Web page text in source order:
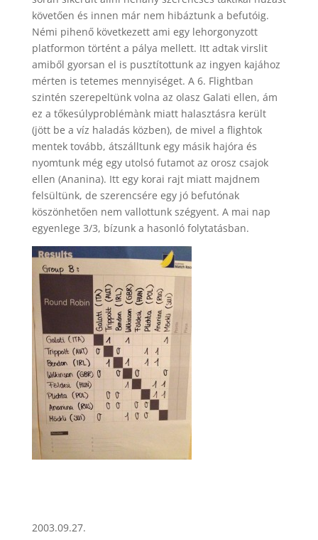
követően és innen már nem hibáztunk a befutóig.
Némi pihenő következett ami egy lehorgonyzott
platformon történt a pálya mellett. Itt adtak virslit
amiből gyorsan el is pusztítottunk az ingyen kajához
mérten is tetemes mennyiséget. A 6. Flightban
szintén szerepeltünk volna az olasz Galati ellen, ám
ez a tőkesúlyproblémànk miatt halasztásra került
(jött be a víz haladás közben), de mivel a flightok
mentek tovább, átszálltunk egy másik hajóra és
nyomtunk még egy utolsó futamot az orosz csajok
ellen (Ananina). Itt egy korai rajt miatt majdnem
felsültünk, de szerencsére egy jó befutónak
köszönhetően nem vallottunk szégyent. A mai nap
egyenlege 3/3, bízunk a hasonló folytatásban.
2003.09.27.